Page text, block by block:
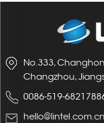
No.333,
Changzhou,
0086-519-
hello@lintel.com.cn